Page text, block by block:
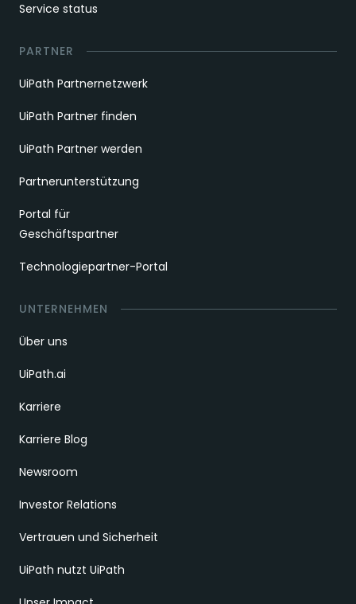
Service status
PARTNER
UiPath Partnernetzwerk
UiPath Partner finden
UiPath Partner werden
Partnerunterstützung
Portal für
Geschäftspartner
Technologiepartner-Portal
UNTERNEHMEN
Über uns
UiPath.ai
Karriere
Karriere Blog
Newsroom
Investor Relations
Vertrauen und Sicherheit
UiPath nutzt UiPath